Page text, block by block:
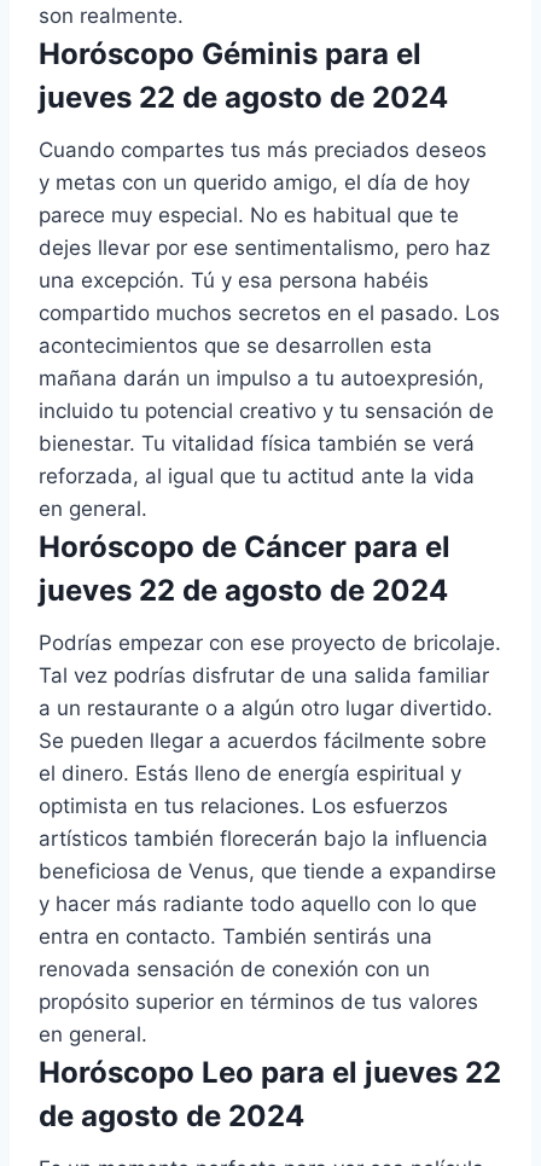
son realmente.
Horóscopo Géminis para el
jueves 22 de agosto de 2024
Cuando compartes tus más preciados deseos
y metas con un querido amigo, el día de hoy
parece muy especial. No es habitual que te
dejes llevar por ese sentimentalismo, pero haz
una excepción. Tú y esa persona habéis
compartido muchos secretos en el pasado. Los
acontecimientos que se desarrollen esta
mañana darán un impulso a tu autoexpresión,
incluido tu potencial creativo y tu sensación de
bienestar. Tu vitalidad física también se verá
reforzada, al igual que tu actitud ante la vida
en general.
Horóscopo de Cáncer para el
jueves 22 de agosto de 2024
Podrías empezar con ese proyecto de bricolaje.
Tal vez podrías disfrutar de una salida familiar
a un restaurante o a algún otro lugar divertido.
Se pueden llegar a acuerdos fácilmente sobre
el dinero. Estás lleno de energía espiritual y
optimista en tus relaciones. Los esfuerzos
artísticos también florecerán bajo la influencia
beneficiosa de Venus, que tiende a expandirse
y hacer más radiante todo aquello con lo que
entra en contacto. También sentirás una
renovada sensación de conexión con un
propósito superior en términos de tus valores
en general.
Horóscopo Leo para el jueves 22
de agosto de 2024